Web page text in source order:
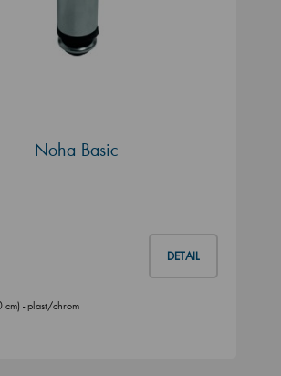
Noha Basic
DETAIL
cm) - plast/chrom